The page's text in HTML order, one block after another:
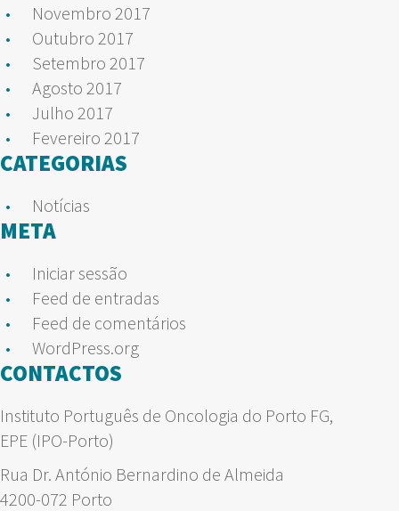
Novembro 2017
Outubro 2017
Setembro 2017
Agosto 2017
Julho 2017
Fevereiro 2017
CATEGORIAS
Notícias
META
Iniciar sessão
Feed de entradas
Feed de comentários
WordPress.org
CONTACTOS
Instituto Português de Oncologia do Porto FG,
EPE (IPO-Porto)
Rua Dr. António Bernardino de Almeida
4200-072 Porto